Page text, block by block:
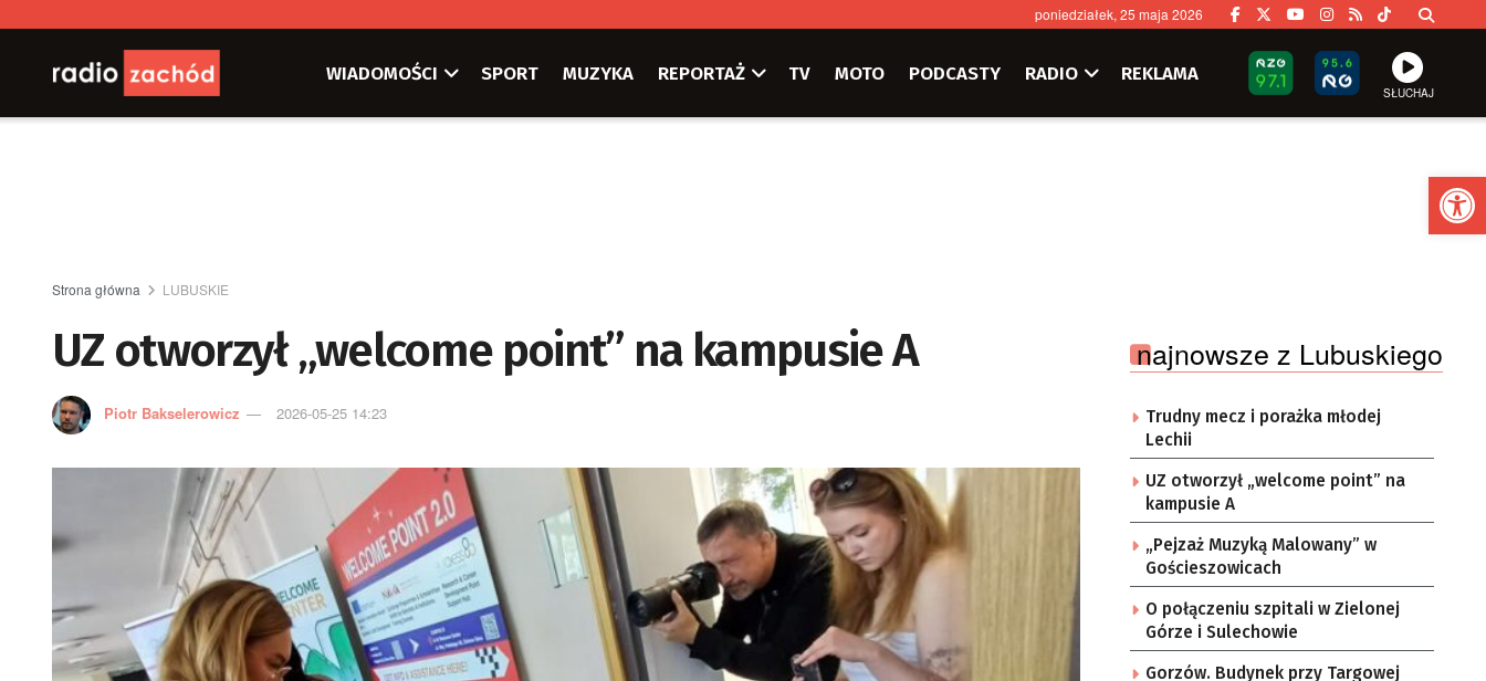
poniedziałek, 25 maja 2026
WIADOMOŚCI SPORT MUZYKA REPORTAŻ TV MOTO PODCASTY RADIO REKLAMA
SŁUCHAJ
Strona główna LUBUSKIE
UZ otworzył „welcome point” na kampusie A
Piotr Bakselerowicz 2026-05-25 14:23
najnowsze z Lubuskiego
Trudny mecz i porażka młodej
Lechii
UZ otworzył „welcome point” na
kampusie A
„Pejzaż Muzyką Malowany” w
Gościeszowicach
O połączeniu szpitali w Zielonej
Górze i Sulechowie
Gorzów. Budynek przy Targowej